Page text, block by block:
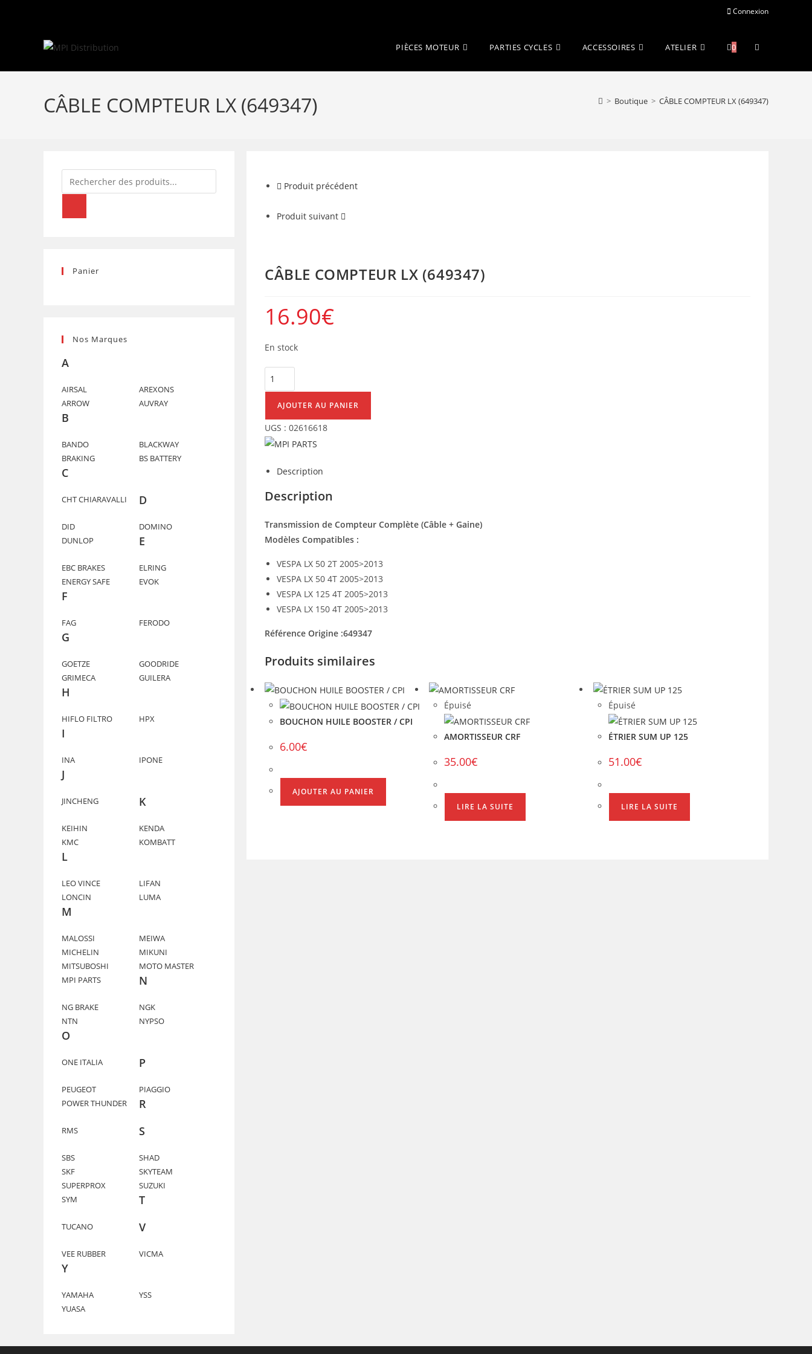
Connexion
PIÈCES MOTEUR PARTIES CYCLES ACCESSOIRES ATELIER 0 Toggle
CÂBLE COMPTEUR LX (649347) > Boutique > CÂBLE COMPTEUR LX (649347)
Produit précédent
Produit suivant
CÂBLE COMPTEUR LX (649347)
16.90€
En stock
quantité
de
CÂBLE
COMPTEUR
LX
(649347)
AJOUTER AU PANIER
UGS : 02616618
Description
Description
Transmission de Compteur Complète (Câble + Gaine)
Modèles Compatibles :
VESPA LX 50 2T 2005>2013
VESPA LX 50 4T 2005>2013
VESPA LX 125 4T 2005>2013
VESPA LX 150 4T 2005>2013
Référence Origine :649347
Produits similaires
BOUCHON HUILE BOOSTER / CPI
6.00€
AJOUTER AU PANIER
Épuisé
AMORTISSEUR CRF
35.00€
LIRE LA SUITE
Épuisé
ÉTRIER SUM UP 125
51.00€
LIRE LA SUITE
Recherche
de
Panier
Nos Marques
A
AIRSAL
AREXONS
ARROW
AUVRAY
B
BANDO
BLACKWAY
BRAKING
BS BATTERY
C
CHT CHIARAVALLI D
DID
DOMINO
DUNLOP
E
EBC BRAKES
ELRING
ENERGY SAFE
EVOK
F
FAG FERODO
G
GOETZE
GOODRIDE
GRIMECA
GUILERA
H
HIFLO FILTRO HPX
I
INA IPONE
J
JINCHENG K
KEIHIN
KENDA
KMC
KOMBATT
L
LEO VINCE
LIFAN
LONCIN
LUMA
M
MALOSSI
MEIWA
MICHELIN
MIKUNI
MITSUBOSHI
MOTO MASTER
MPI PARTS
N
NG BRAKE
NGK
NTN
NYPSO
O
ONE ITALIA P
PEUGEOT
PIAGGIO
POWER THUNDER
R
RMS S
SBS
SHAD
SKF
SKYTEAM
SUPERPROX
SUZUKI
SYM
T
TUCANO V
VEE RUBBER VICMA
Y
YAMAHA
YSS
YUASA